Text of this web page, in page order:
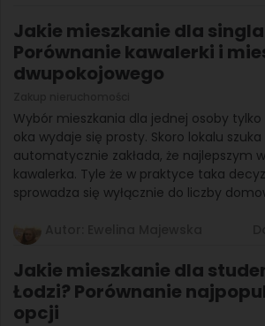
Jakie mieszkanie dla
Porównanie kawalerki i
dwupokojowego
Wybór mieszkania dla jednej osoby
oka wydaje się prosty. Skoro lokalu
automatycznie zakłada, że najlepszym
kawalerka. Tyle że w praktyce taka
sprowadza się wyłącznie do liczby
Jakie mieszkanie dla
Łodzi? Porównanie
opcji